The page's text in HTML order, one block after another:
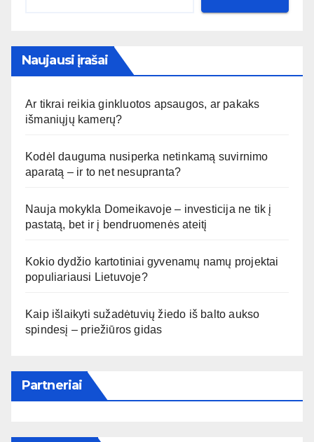
Naujausi įrašai
Ar tikrai reikia ginkluotos apsaugos, ar pakaks
išmaniųjų kamerų?
Kodėl dauguma nusiperka netinkamą suvirnimo
aparatą – ir to net nesupranta?
Nauja mokykla Domeikavoje – investicija ne tik į
pastatą, bet ir į bendruomenės ateitį
Kokio dydžio kartotiniai gyvenamų namų projektai
populiariausi Lietuvoje?
Kaip išlaikyti sužadėtuvių žiedo iš balto aukso
spindesį – priežiūros gidas
Partneriai